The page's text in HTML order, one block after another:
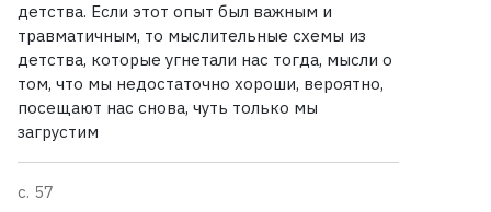
детства. Если этот опыт был важным и
травматичным, то мыслительные схемы из
детства, которые угнетали нас тогда, мысли о
том, что мы недостаточно хороши, вероятно,
посещают нас снова, чуть только мы
загрустим
с. 57